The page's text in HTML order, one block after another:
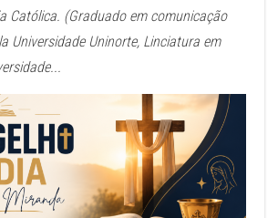
Católica. (Graduado em comunicação
Universidade Uninorte, Linciatura em